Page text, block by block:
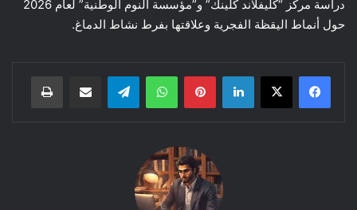
دراسة مركز “كليفلاند كلينك” و”مؤسسة النوم الوطنية” لعام 2026
حول أنماط اليقظة الفجرية وعلاقتها بفرط نشاط الدماغ.
لينكدإن بينتيريست واتساب